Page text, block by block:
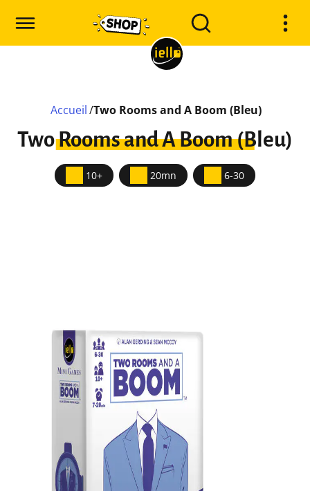
Accueil /Two Rooms and A Boom (Bleu)
Two Rooms and A Boom (Bleu)
10+ 20mn 6-30